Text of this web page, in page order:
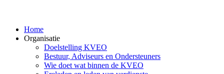
Home
Organisatie
Doelstelling KVEO
Bestuur, Adviseurs en Ondersteuners
Wie doet wat binnen de KVEO